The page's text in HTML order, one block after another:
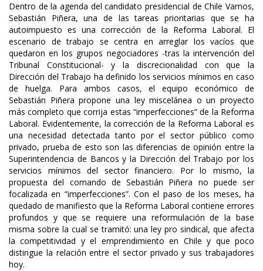
Dentro de la agenda del candidato presidencial de Chile Vamos,
Sebastián Piñera, una de las tareas prioritarias que se ha
autoimpuesto es una corrección de la Reforma Laboral. El
escenario de trabajo se centra en arreglar los vacíos que
quedaron en los grupos negociadores -tras la intervención del
Tribunal Constitucional- y la discrecionalidad con que la
Dirección del Trabajo ha definido los servicios mínimos en caso
de huelga. Para ambos casos, el equipo económico de
Sebastián Piñera propone una ley miscelánea o un proyecto
más completo que corrija estas “imperfecciones” de la Reforma
Laboral. Evidentemente, la corrección de la Reforma Laboral es
una necesidad detectada tanto por el sector público como
privado, prueba de esto son las diferencias de opinión entre la
Superintendencia de Bancos y la Dirección del Trabajo por los
servicios mínimos del sector financiero. Por lo mismo, la
propuesta del comando de Sebastián Piñera no puede ser
focalizada en “imperfecciones”. Con el paso de los meses, ha
quedado de manifiesto que la Reforma Laboral contiene errores
profundos y que se requiere una reformulación de la base
misma sobre la cual se tramitó: una ley pro sindical, que afecta
la competitividad y el emprendimiento en Chile y que poco
distingue la relación entre el sector privado y sus trabajadores
hoy.